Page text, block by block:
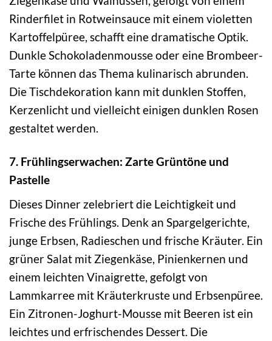
Rinderfilet in Rotweinsauce mit einem violetten
Kartoffelpüree, schafft eine dramatische Optik.
Dunkle Schokoladenmousse oder eine Brombeer-
Tarte können das Thema kulinarisch abrunden.
Die Tischdekoration kann mit dunklen Stoffen,
Kerzenlicht und vielleicht einigen dunklen Rosen
gestaltet werden.
7. Frühlingserwachen: Zarte Grüntöne und
Pastelle
Dieses Dinner zelebriert die Leichtigkeit und
Frische des Frühlings. Denk an Spargelgerichte,
junge Erbsen, Radieschen und frische Kräuter. Ein
grüner Salat mit Ziegenkäse, Pinienkernen und
einem leichten Vinaigrette, gefolgt von
Lammkarree mit Kräuterkruste und Erbsenpüree.
Ein Zitronen-Joghurt-Mousse mit Beeren ist ein
leichtes und erfrischendes Dessert. Die